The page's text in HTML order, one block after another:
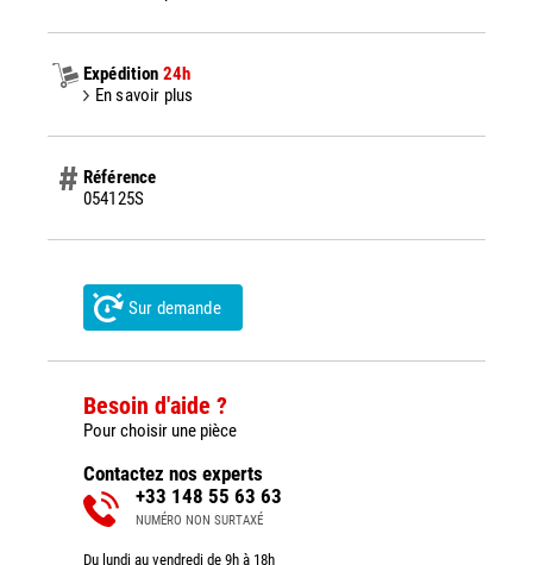
Expédition 24h
En savoir plus
Référence
054125S
Sur demande
Besoin d'aide ?
Pour choisir une pièce
Contactez nos experts
+33 148 55 63 63
NUMÉRO NON SURTAXÉ
Du lundi au vendredi de 9h à 18h